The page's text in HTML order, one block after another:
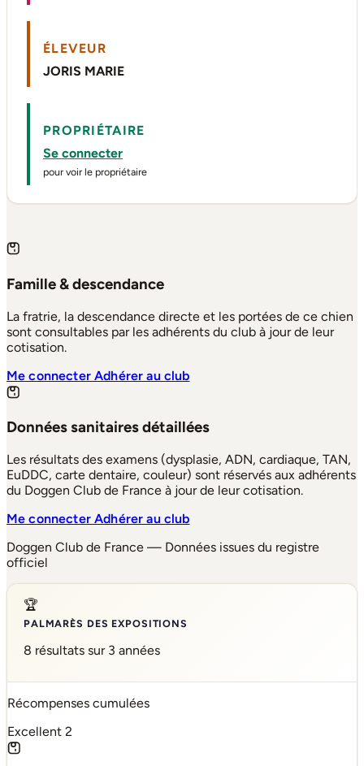
ÉLEVEUR
JORIS MARIE
PROPRIÉTAIRE
Se connecter
pour voir le propriétaire
Famille & descendance
La fratrie, la descendance directe et les portées de ce chien
sont consultables par les adhérents du club à jour de leur
cotisation.
Me connecterAdhérer au club
Données sanitaires détaillées
Les résultats des examens (dysplasie, ADN, cardiaque, TAN,
EuDDC, carte dentaire, couleur) sont réservés aux adhérents
du Doggen Club de France à jour de leur cotisation.
Me connecterAdhérer au club
Doggen Club de France — Données issues du registre
officiel
🏆
PALMARÈS DES EXPOSITIONS
8 résultats sur 3 années
Récompenses cumulées
Excellent 2